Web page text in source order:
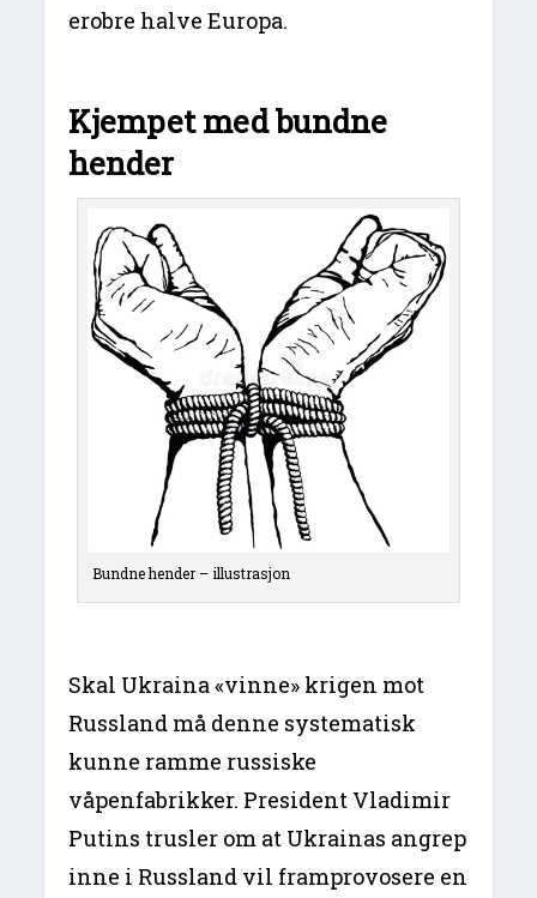
erobre halve Europa.
Kjempet med bundne
hender
Bundne hender – illustrasjon
Skal Ukraina «vinne» krigen mot
Russland må denne systematisk
kunne ramme russiske
våpenfabrikker. President Vladimir
Putins trusler om at Ukrainas angrep
inne i Russland vil framprovosere en